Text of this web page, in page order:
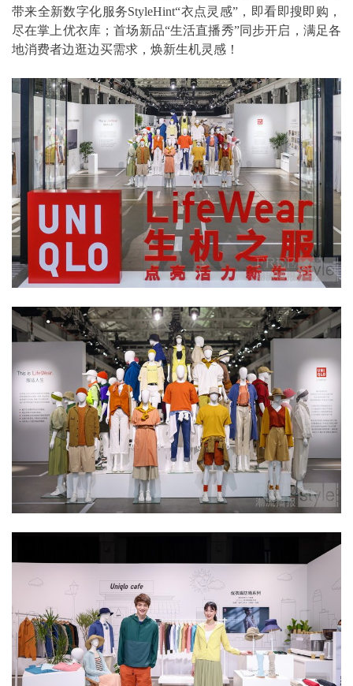
带来全新数字化服务StyleHint“衣点灵感”，即看即搜即购，
尽在掌上优衣库；首场新品“生活直播秀”同步开启，满足各
地消费者边逛边买需求，焕新生机灵感！